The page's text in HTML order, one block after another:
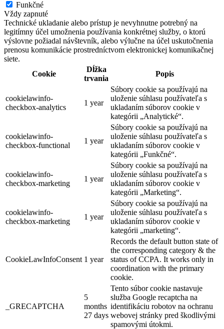
Funkčné
Vždy zapnuté
Technické ukladanie alebo prístup je nevyhnutne potrebný na
legitímny účel umožnenia používania konkrétnej služby, o ktorú
výslovne požiadal návštevník, alebo výlučne na účel uskutočnenia
prenosu komunikácie prostredníctvom elektronickej komunikačnej
siete.
Cookie
Dĺžka
trvania
Popis
cookielawinfo-
checkbox-analytics
1 year
Súbory cookie sa používajú na
uloženie súhlasu používateľa s
ukladaním súborov cookie v
kategórii „Analytické“.
cookielawinfo-
checkbox-functional
1 year
Súbory cookie sa používajú na
uloženie súhlasu používateľa s
ukladaním súborov cookie v
kategórii „Funkčné“.
cookielawinfo-
checkbox-marketing
1 year
Súbory cookie sa používajú na
uloženie súhlasu používateľa s
ukladaním súborov cookie v
kategórii „Marketing“.
cookielawinfo-
checkbox-marketing
1 year
Súbory cookie sa používajú na
uloženie súhlasu používateľa s
ukladaním súborov cookie v
kategórii „marketing“.
CookieLawInfoConsent 1 year
Records the default button state of
the corresponding category & the
status of CCPA. It works only in
coordination with the primary
cookie.
_GRECAPTCHA
5
months
27 days
Tento súbor cookie nastavuje
služba Google recaptcha na
identifikáciu robotov na ochranu
webovej stránky pred škodlivými
spamovými útokmi.